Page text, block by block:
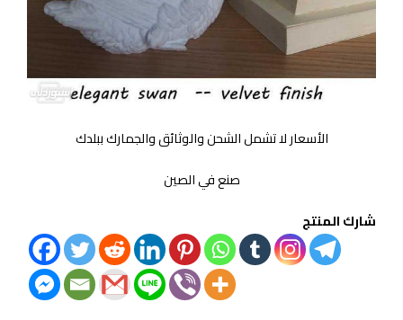
الأسعار لا تشمل الشحن والوثائق والجمارك ببلدك
صنع في الصين
شارك المنتج